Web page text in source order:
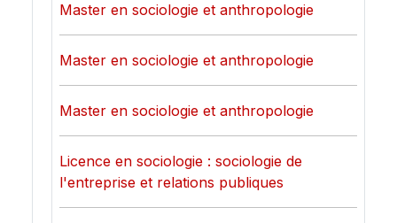
Master en sociologie et anthropologie
Master en sociologie et anthropologie
Master en sociologie et anthropologie
Licence en sociologie : sociologie de
l'entreprise et relations publiques